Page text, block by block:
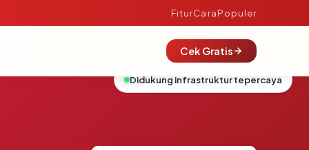
FiturCaraPopuler
Cek Gratis
Didukung infrastruktur tepercaya